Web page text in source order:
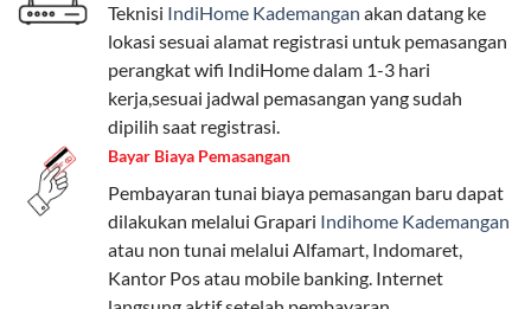
Paket Easy cocok untuk kebutuhan dasar, Paket
Complete untuk yang menginginkan fitur lengkap,
dan Paket Dynamic IP untuk pengguna yang
memprioritaskan kecepatan internet tinggi.
Paket Telkomsel One dengan Kuota Keluarga
Salah satu fitur unggulan Telkomsel One adalah Paket
Kuota Keluarga. Dengan kuota hingga 30 GB, Anda
bisa membagikan internet kepada anggota keluarga
atau teman tanpa perlu khawatir kehabisan kuota.
Teknisi IndiHome Kademangan akan datang ke
lokasi sesuai alamat registrasi untuk pemasangan
perangkat wifi IndiHome dalam 1-3 hari
kerja,sesuai jadwal pemasangan yang sudah
dipilih saat registrasi.
Bayar Biaya Pemasangan
Pembayaran tunai biaya pemasangan baru dapat
dilakukan melalui Grapari Indihome Kademangan
atau non tunai melalui Alfamart, Indomaret,
Kantor Pos atau mobile banking. Internet